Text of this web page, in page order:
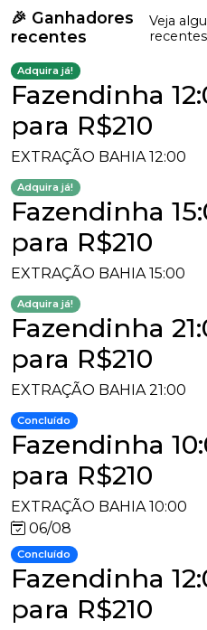
🎉 Ganhadores
recentes
Veja
Adquira já!
Fazendinha
para R$210
EXTRAÇÃO BAHIA 12:00
Adquira já!
Fazendinha
para R$210
EXTRAÇÃO BAHIA 15:00
Adquira já!
Fazendinha
para R$210
EXTRAÇÃO BAHIA 21:00
Concluído
Fazendinha
para R$210
EXTRAÇÃO BAHIA 10:00
06/08
Concluído
Fazendinha
para R$210